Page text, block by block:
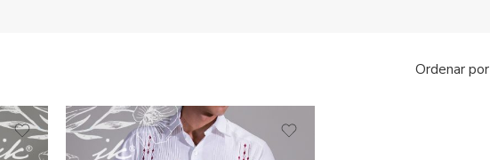
Ordenar por